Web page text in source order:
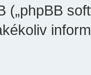
(„phpBB